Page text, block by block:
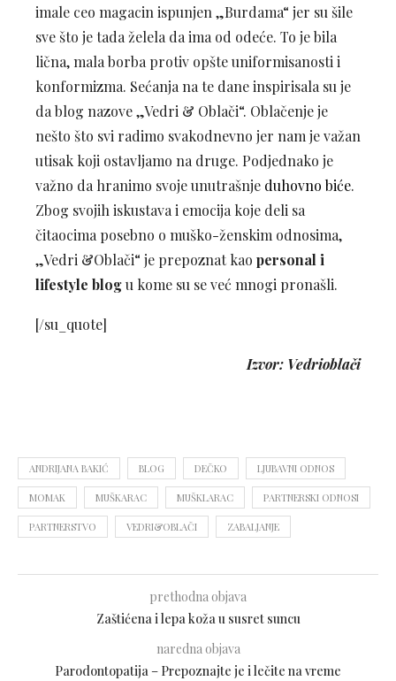
imale ceo magacin ispunjen „Burdama“ jer su šile
sve što je tada želela da ima od odeće. To je bila
lična, mala borba protiv opšte uniformisanosti i
konformizma. Sećanja na te dane inspirisala su je
da blog nazove „Vedri & Oblači“. Oblačenje je
nešto što svi radimo svakodnevno jer nam je važan
utisak koji ostavljamo na druge. Podjednako je
važno da hranimo svoje unutrašnje duhovno biće.
Zbog svojih iskustava i emocija koje deli sa
čitaocima posebno o muško-ženskim odnosima,
„Vedri &Oblači“ je prepoznat kao personal i
lifestyle blogu kome su se već mnogi pronašli.
[/su_quote]
Izvor: Vedrioblači
ANDRIJANA BAKIĆ BLOG DEČKO LJUBAVNI ODNOS
MOMAK MUŠKARAC MUŠKLARAC PARTNERSKI ODNOSI
PARTNERSTVO VEDRI&OBLAČI ZABALJANJE
prethodna objava
Zaštićena i lepa koža u susret suncu
naredna objava
Parodontopatija – Prepoznajte je i lečite na vreme